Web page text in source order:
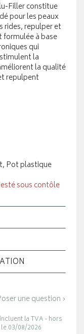
Filler constitue
pour les peaux
rides, repulper et
formulée à base
qui
la
la qualité
repulpent
Pot plastique
sous contôle
une question ›
la TVA - hors
03/08/2026